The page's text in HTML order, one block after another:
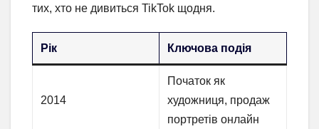
тих, хто не дивиться TikTok щодня.
Рік Ключова подія
2014
Початок як
художниця, продаж
портретів онлайн